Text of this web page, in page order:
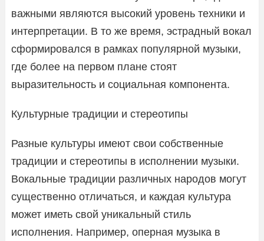
важными являются высокий уровень техники и
интерпретации. В то же время, эстрадный вокал
сформировался в рамках популярной музыки,
где более на первом плане стоят
выразительность и социальная компонента.
Культурные традиции и стереотипы
Разные культуры имеют свои собственные
традиции и стереотипы в исполнении музыки.
Вокальные традиции различных народов могут
существенно отличаться, и каждая культура
может иметь свой уникальный стиль
исполнения. Например, оперная музыка в